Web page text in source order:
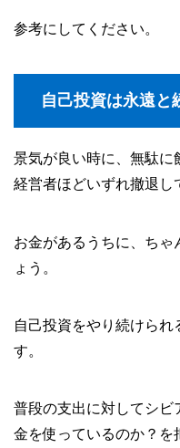
参考にしてください。
自己投資は永遠と
景気が良い時に、無駄に
経営者ほどいずれ撤退し
お金があるうちに、ちゃ
ょう。
自己投資をやり続けられ
す。
普段の支出に対してシビ
金を使っているのか？を